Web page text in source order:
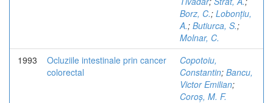
Borz, C.; Lobonțiu,
A.; Butiurca, S.;
Molnar, C.
1993
Ocluziile intestinale prin cancer
colorectal
Copotoiu,
Constantin; Bancu,
Victor Emilian;
Coroș, M. F.